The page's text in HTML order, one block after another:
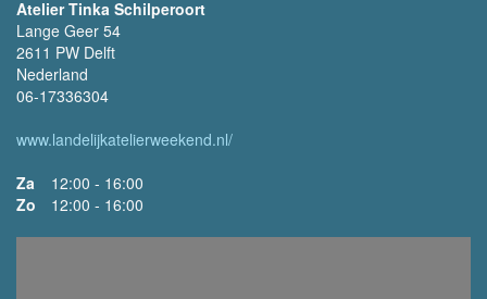
Atelier Tinka Schilperoort
Lange Geer 54
2611 PW Delft
Nederland
06-17336304
www.landelijkatelierweekend.nl/
Za
12:00 - 16:00
Zo
12:00 - 16:00